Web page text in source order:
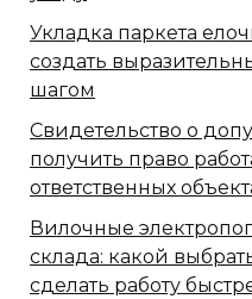
Укладка паркета
создать
шагом
Свидетельство о
получить право
ответственных
Вилочные
склада: какой
сделать работу